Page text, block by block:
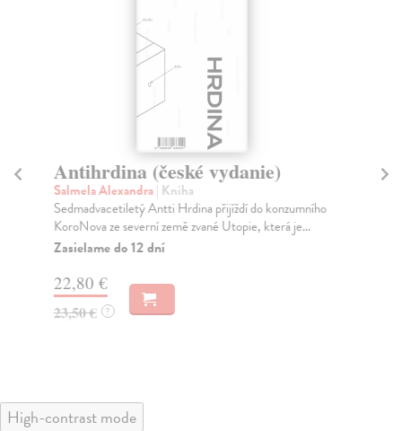
Antihrdina (české vydanie)
Salmela Alexandra| Kniha
Sedmadvacetiletý Antti Hrdina přijíždí do konzumního
KoroNova ze severní země zvané Utopie, která je...
Zasielame do 12 dní
22,80 €
23,50 € ?
High-contrast mode